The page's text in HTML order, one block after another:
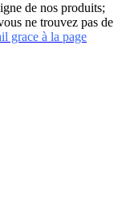
de nos produits;
ne trouvez pas de
grace à la page